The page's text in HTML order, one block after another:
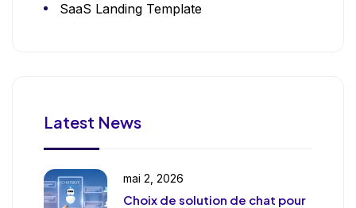
SaaS Landing Template
Latest News
mai 2, 2026
Choix de solution de chat pour